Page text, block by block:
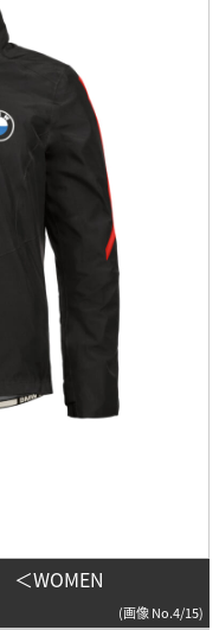
＜WOMEN
(画像 No.4/15)